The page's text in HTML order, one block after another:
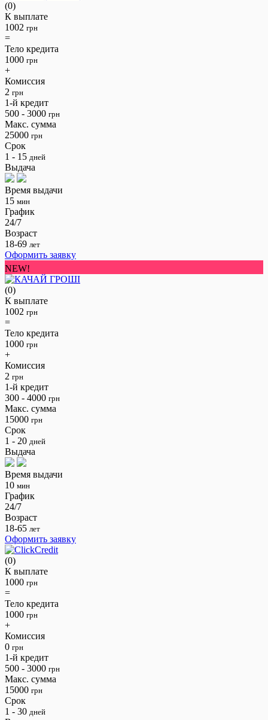
(0)
К выплате
1002 грн
=
Тело кредита
1000 грн
+
Комиссия
2 грн
1-й кредит
500 - 3000 грн
Макс. сумма
25000 грн
Срок
1 - 15 дней
Выдача
Время выдачи
15 мин
График
24/7
Возраст
18-69 лет
Оформить заявку
NEW!
(0)
К выплате
1002 грн
=
Тело кредита
1000 грн
+
Комиссия
2 грн
1-й кредит
300 - 4000 грн
Макс. сумма
15000 грн
Срок
1 - 20 дней
Выдача
Время выдачи
10 мин
График
24/7
Возраст
18-65 лет
Оформить заявку
(0)
К выплате
1000 грн
=
Тело кредита
1000 грн
+
Комиссия
0 грн
1-й кредит
500 - 3000 грн
Макс. сумма
15000 грн
Срок
1 - 30 дней